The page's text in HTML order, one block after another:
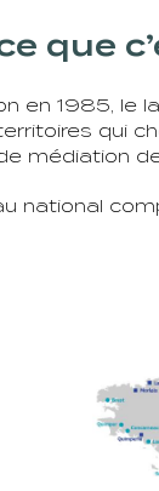
que
en 1985, le
qui
médiation
national